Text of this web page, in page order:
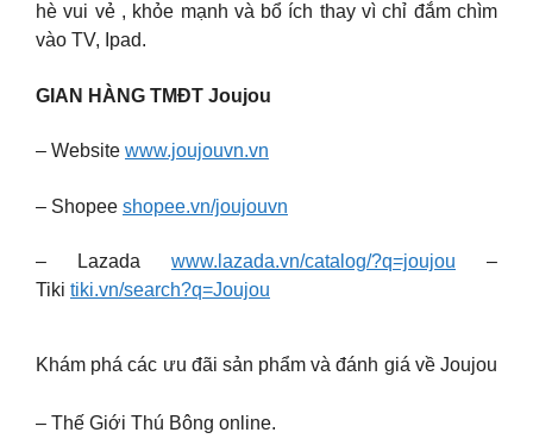
hè vui vẻ , khỏe mạnh và bổ ích thay vì chỉ đắm chìm
vào TV, Ipad.
GIAN HÀNG TMĐT Joujou
– Website www.joujouvn.vn
– Shopee shopee.vn/joujouvn
– Lazada www.lazada.vn/catalog/?q=joujou –
Tiki tiki.vn/search?q=Joujou
Khám phá các ưu đãi sản phẩm và đánh giá về Joujou
– Thế Giới Thú Bông online.